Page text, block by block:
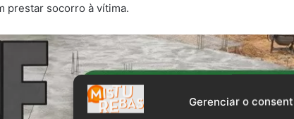
Gerenciar o
prestar socorro à vítima.